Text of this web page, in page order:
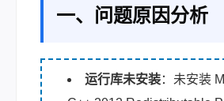
一、问题原因分析
运行库未安装：未安装